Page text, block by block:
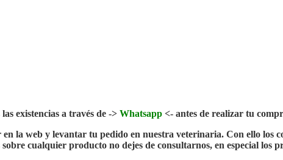
existencias a través de -> Whatsapp <- antes de realizar tu
la web y levantar tu pedido en nuestra veterinaria. Con ello
cualquier producto no dejes de consultarnos, en especial los